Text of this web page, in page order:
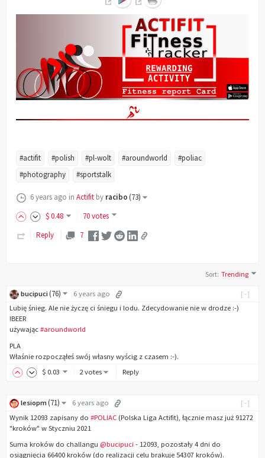
#actifit #polish #pl-wolt #aroundworld
#poliac
#photography
#sportstalk
6 years ago in Actifit by racibo(73)
$0.48
70 votes
Reply
7
Sort:Trending
[-]
bucipuci(76)
6 years ago
Lubię śnieg. Ale nie życzę ci śniegu i lodu. Zdecydowanie nie w drodze :-)
!BEER
używając #aroundworld
PLA
Właśnie rozpocząłeś swój własny wyścig z czasem :-).
$ 0.03 2 votes Reply
[-]
lesiopm(71)
6 years ago
Wynik 12093 zapisany do #POLIAC (Polska Liga Actifit), łącznie masz już 91272
"kroków" w Styczniu 2021
Suma kroków do challangu @bucipuci - 12093, pozostały 4 dni do
osiągnięcia 66400 kroków (do realizacji celu brakuje 54307 kroków).